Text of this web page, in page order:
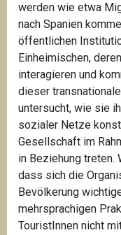
werden wie etwa
nach Spanien
öffentlichen
Einheimischen,
interagieren und
dieser
untersucht, wie sie
sozialer Netze
Gesellschaft im
in Beziehung treten.
dass sich die
Bevölkerung
mehrsprachigen
TouristInnen nicht